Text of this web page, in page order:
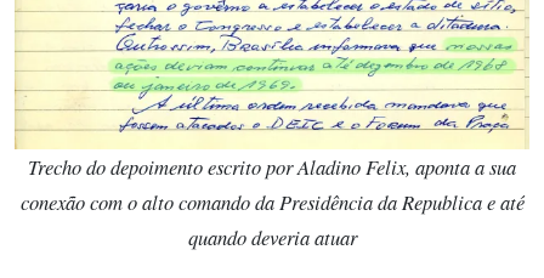
Trecho do depoimento escrito por Aladino Felix, aponta a sua
conexão com o alto comando da Presidência da Republica e até
quando deveria atuar